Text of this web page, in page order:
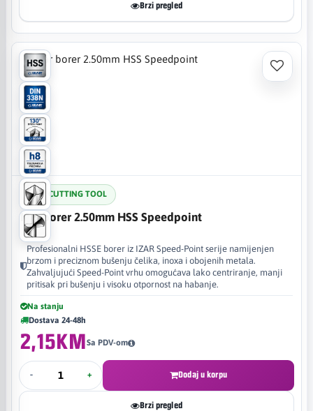
Brzi pregled
IZAR CUTTING TOOL
Izar borer 2.50mm HSS Speedpoint
Profesionalni HSSE borer iz IZAR Speed-Point serije namijenjen
brzom i preciznom bušenju čelika, inoxa i obojenih metala.
Zahvaljujući Speed-Point vrhu omogućava lako centriranje, manji
pritisak pri bušenju i visoku otpornost na habanje.
Na stanju
Dostava 24-48h
2,15KMSa PDV-om
- + Dodaj u korpu
Brzi pregled